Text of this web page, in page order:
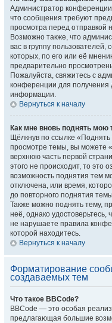
Администратор
что сообщения требуют
просмотра перед отправкой
Возможно также, что
вас в группу пользователей,
которых, по его или её
предварительно
Пожалуйста, свяжитесь с
конференции для получения
информации.
Вернуться к началу
Как мне вновь поднять мою
Щёлкнув по ссылке «Поднять
просмотре темы, вы можете
верхнюю часть первой
этого не происходит, то это
возможность поднятия тем
отключена, или время,
до повторного поднятия
Также можно поднять тему,
неё, однако удостоверьтесь,
не нарушаете правила
которой находитесь.
Вернуться к началу
Форматирование
создаваемых тем
Что такое BBCode?
BBCode — это особая
предлагающая большие